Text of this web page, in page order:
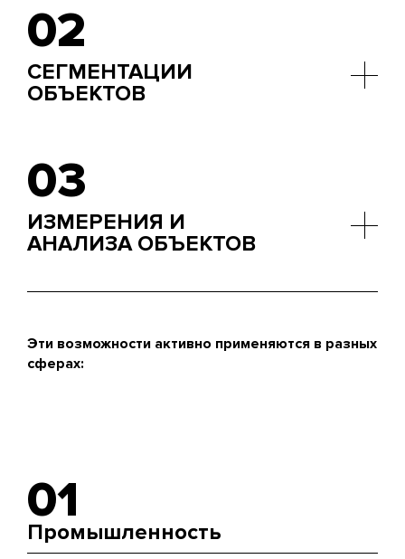
02
СЕГМЕНТАЦИИ
ОБЪЕКТОВ
03
ИЗМЕРЕНИЯ И
АНАЛИЗА ОБЪЕКТОВ
Эти возможности активно применяются в разных
сферах:
01
Промышленность